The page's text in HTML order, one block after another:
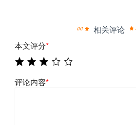
相关评论
本文评分*
评论内容*